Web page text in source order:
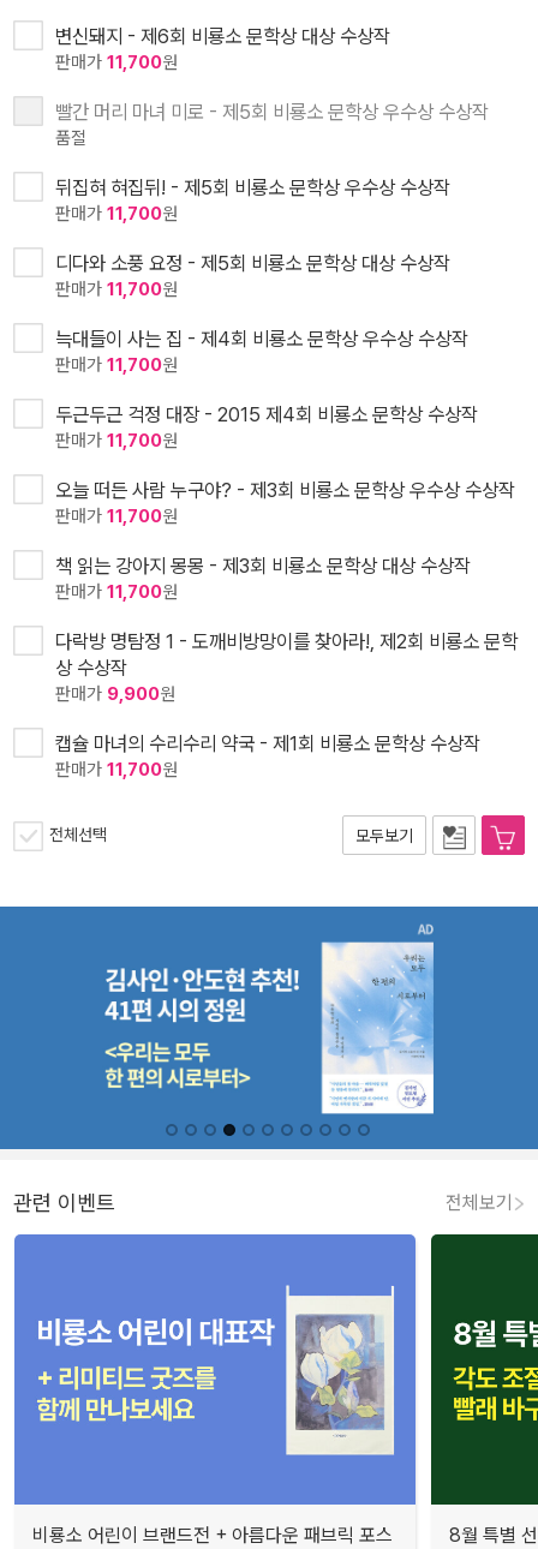
변신돼지 - 제6회 비룡소 문학상 대상 수상작
판매가 11,700원
빨간 머리 마녀 미로 - 제5회 비룡소 문학상 우수상 수상작
품절
뒤집혀 혀집뒤! - 제5회 비룡소 문학상 우수상 수상작
판매가 11,700원
디다와 소풍 요정 - 제5회 비룡소 문학상 대상 수상작
판매가 11,700원
늑대들이 사는 집 - 제4회 비룡소 문학상 우수상 수상작
판매가 11,700원
두근두근 걱정 대장 - 2015 제4회 비룡소 문학상 수상작
판매가 11,700원
오늘 떠든 사람 누구야? - 제3회 비룡소 문학상 우수상 수상작
판매가 11,700원
책 읽는 강아지 몽몽 - 제3회 비룡소 문학상 대상 수상작
판매가 11,700원
다락방 명탐정 1 - 도깨비방망이를 찾아라!, 제2회 비룡소 문학
상 수상작
판매가 9,900원
캡슐 마녀의 수리수리 약국 - 제1회 비룡소 문학상 수상작
판매가 11,700원
전체선택 모두보기
관련 이벤트 전체보기
비룡소 어린이 브랜드전 + 아름다운 패브릭 포스
8월 특별